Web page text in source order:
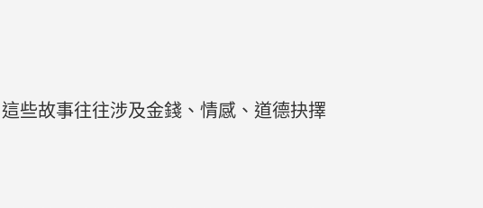
些故事往往涉及金錢、情感、道德抉擇